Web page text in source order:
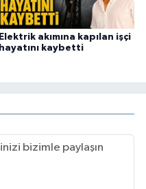
Elektrik akımına kapılan işçi
hayatını kaybetti